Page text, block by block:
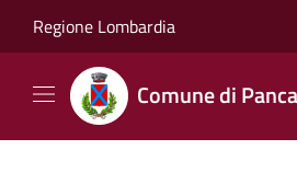
Regione Lombardia
Comune di